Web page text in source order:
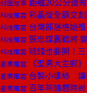
封面故事
科技風雲 彩晶從全額交
科技風雲 台灣部落格始
科技風雲 張忠謀舊戰將
科技風雲 賠錢也要開！
產業風雲 《型男大主廚
產業風雲 台製小螺絲 讓
產業風雲 百年茶鋪趕時